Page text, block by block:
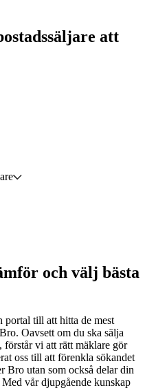
att
och välj bästa
till att hitta de mest
Oavsett om du ska sälja
förstår vi att rätt mäklare gör
oss till att förenkla sökandet
Bro utan som också delar din
vår djupgående kunskap